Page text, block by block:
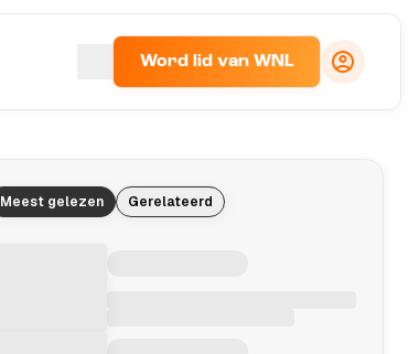
Word lid van WNL
Meest gelezen Gerelateerd